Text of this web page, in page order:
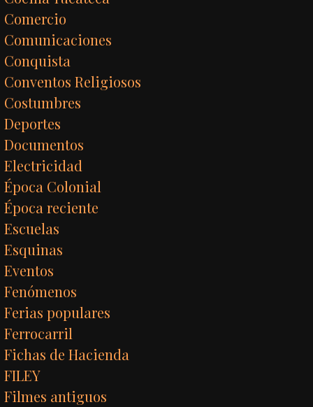
Comercio
Comunicaciones
Conquista
Conventos Religiosos
Costumbres
Deportes
Documentos
Electricidad
Época Colonial
Época reciente
Escuelas
Esquinas
Eventos
Fenómenos
Ferias populares
Ferrocarril
Fichas de Hacienda
FILEY
Filmes antiguos